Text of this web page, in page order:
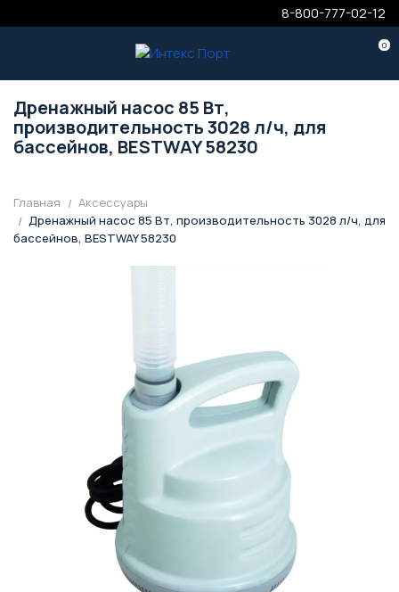
8-800-777-02-12
0
Дренажный насос 85 Вт,
производительность 3028 л/ч, для
бассейнов, BESTWAY 58230
Главная
Аксессуары
Дренажный насос 85 Вт, производительность 3028 л/ч, для
бассейнов, BESTWAY 58230